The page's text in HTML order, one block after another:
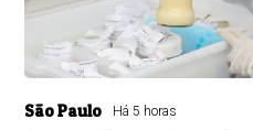
São Paulo Há 5 horas